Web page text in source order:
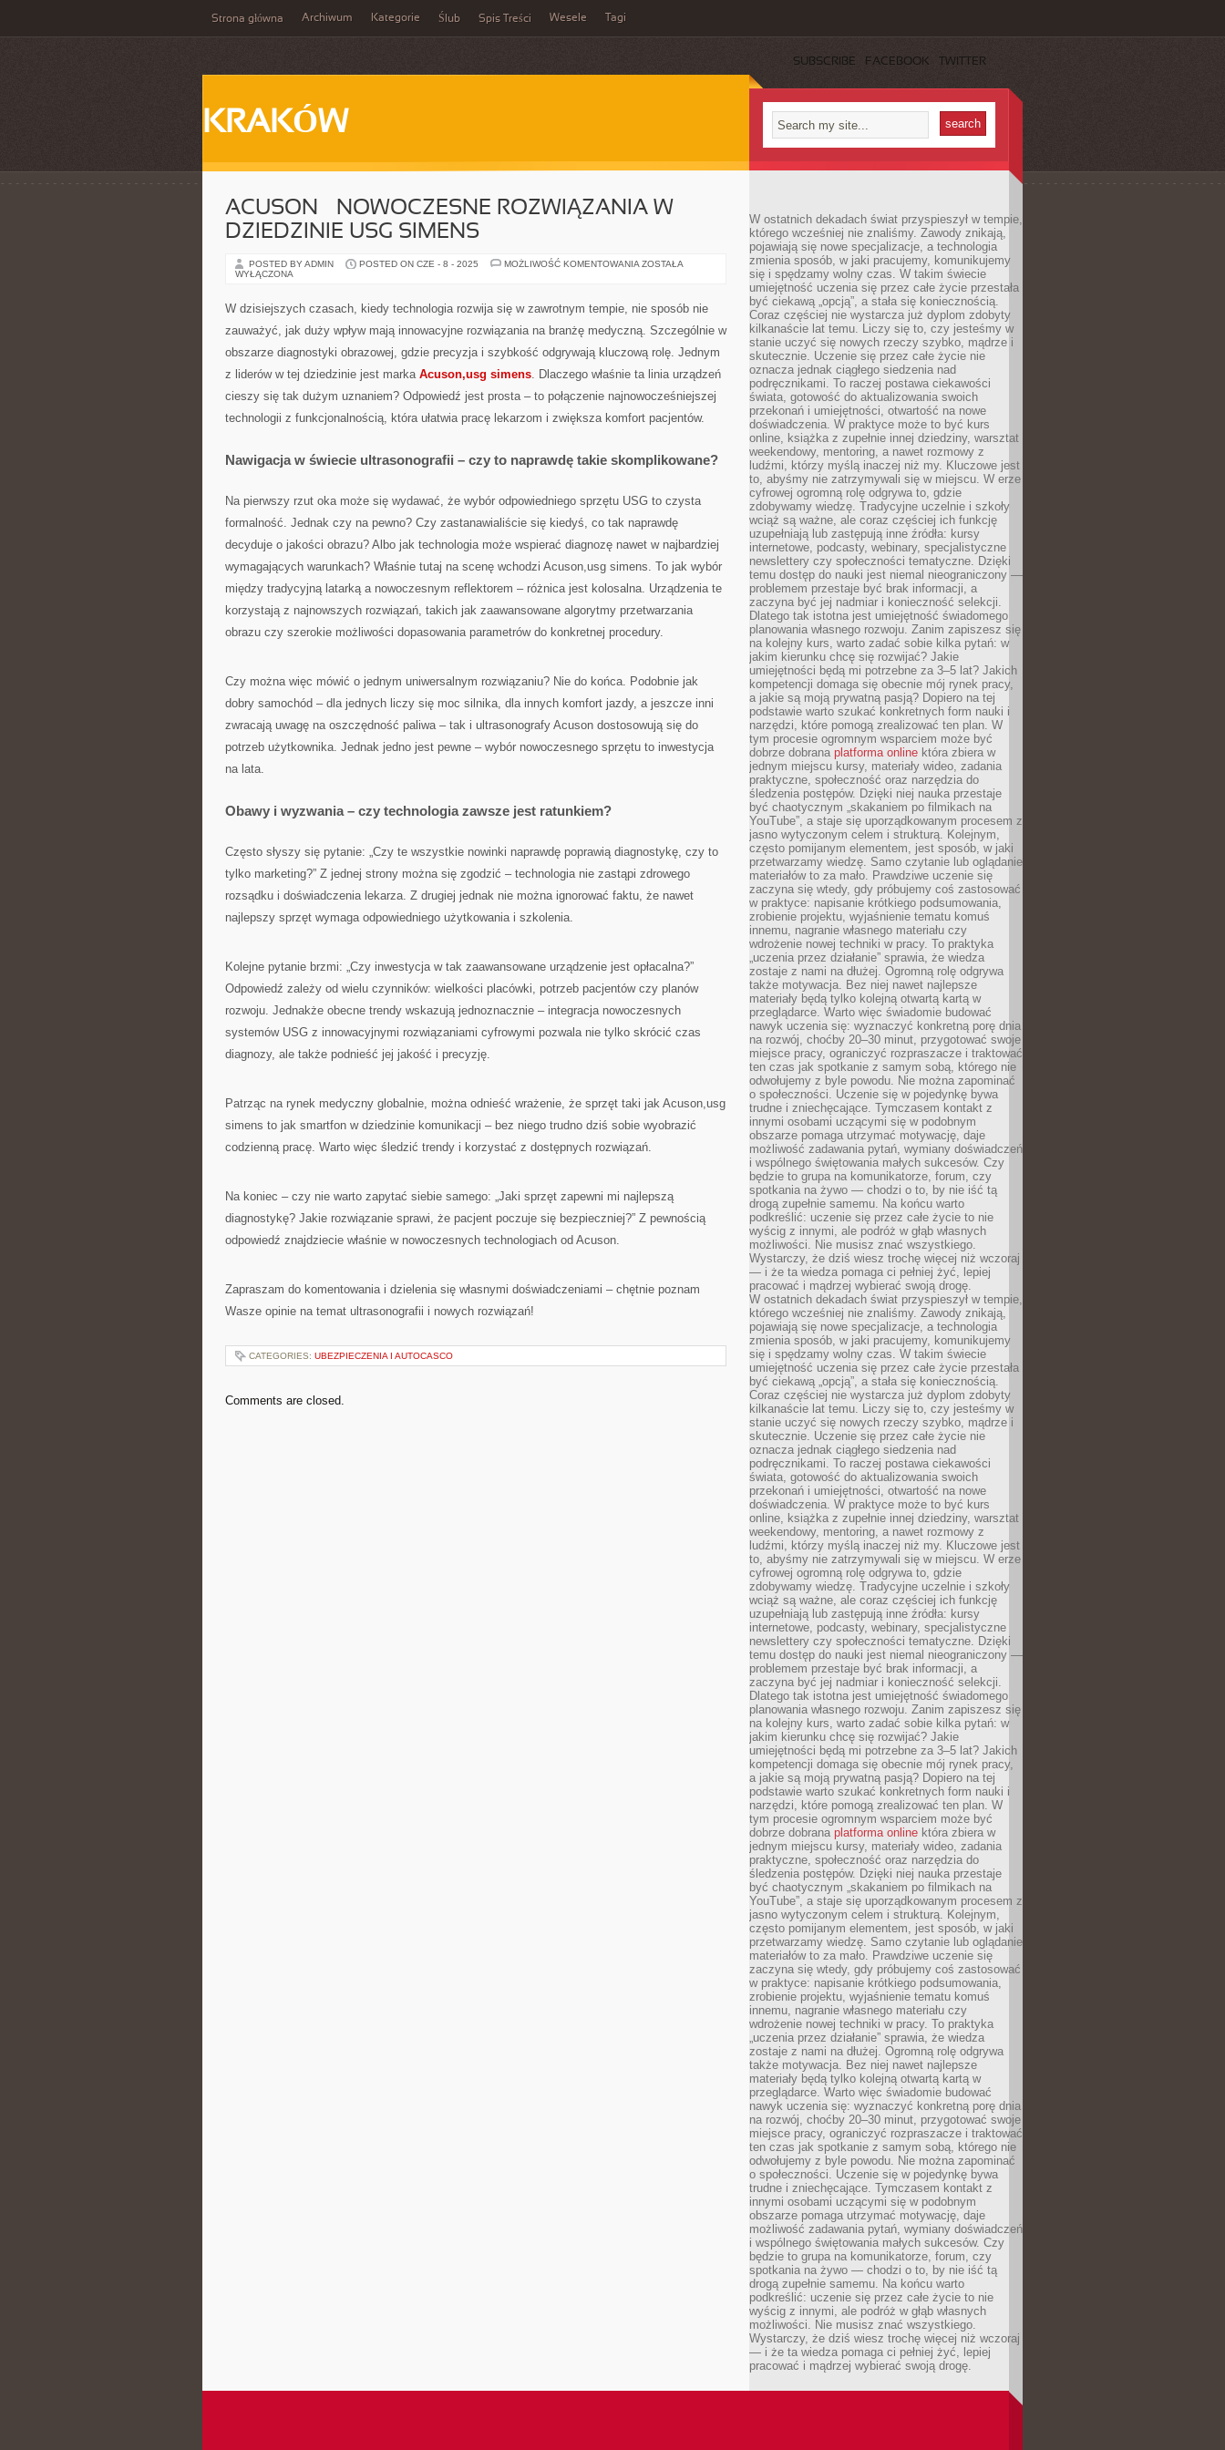
Strona główna Archiwum Kategorie Ślub Spis Treści Wesele Tagi
SUBSCRIBE FACEBOOK TWITTER
KRAKÓW
ACUSON – NOWOCZESNE ROZWIĄZANIA W
DZIEDZINIE USG SIMENS
POSTED BY ADMIN POSTED ON CZE - 8 - 2025 MOŻLIWOŚĆ KOMENTOWANIA ACUSON
DZIEDZINIE
SIMENS
ZOSTAŁA
WYŁĄCZONA
W dzisiejszych czasach, kiedy technologia rozwija się w zawrotnym tempie, nie sposób nie
zauważyć, jak duży wpływ mają innowacyjne rozwiązania na branżę medyczną. Szczególnie w
obszarze diagnostyki obrazowej, gdzie precyzja i szybkość odgrywają kluczową rolę. Jednym
z liderów w tej dziedzinie jest marka Acuson,usg simens. Dlaczego właśnie ta linia urządzeń
cieszy się tak dużym uznaniem? Odpowiedź jest prosta – to połączenie najnowocześniejszej
technologii z funkcjonalnością, która ułatwia pracę lekarzom i zwiększa komfort pacjentów.
Nawigacja w świecie ultrasonografii – czy to naprawdę takie skomplikowane?
Na pierwszy rzut oka może się wydawać, że wybór odpowiedniego sprzętu USG to czysta
formalność. Jednak czy na pewno? Czy zastanawialiście się kiedyś, co tak naprawdę
decyduje o jakości obrazu? Albo jak technologia może wspierać diagnozę nawet w najbardziej
wymagających warunkach? Właśnie tutaj na scenę wchodzi Acuson,usg simens. To jak wybór
między tradycyjną latarką a nowoczesnym reflektorem – różnica jest kolosalna. Urządzenia te
korzystają z najnowszych rozwiązań, takich jak zaawansowane algorytmy przetwarzania
obrazu czy szerokie możliwości dopasowania parametrów do konkretnej procedury.
Czy można więc mówić o jednym uniwersalnym rozwiązaniu? Nie do końca. Podobnie jak
dobry samochód – dla jednych liczy się moc silnika, dla innych komfort jazdy, a jeszcze inni
zwracają uwagę na oszczędność paliwa – tak i ultrasonografy Acuson dostosowują się do
potrzeb użytkownika. Jednak jedno jest pewne – wybór nowoczesnego sprzętu to inwestycja
na lata.
Obawy i wyzwania – czy technologia zawsze jest ratunkiem?
Często słyszy się pytanie: „Czy te wszystkie nowinki naprawdę poprawią diagnostykę, czy to
tylko marketing?” Z jednej strony można się zgodzić – technologia nie zastąpi zdrowego
rozsądku i doświadczenia lekarza. Z drugiej jednak nie można ignorować faktu, że nawet
najlepszy sprzęt wymaga odpowiedniego użytkowania i szkolenia.
Kolejne pytanie brzmi: „Czy inwestycja w tak zaawansowane urządzenie jest opłacalna?”
Odpowiedź zależy od wielu czynników: wielkości placówki, potrzeb pacjentów czy planów
rozwoju. Jednakże obecne trendy wskazują jednoznacznie – integracja nowoczesnych
systemów USG z innowacyjnymi rozwiązaniami cyfrowymi pozwala nie tylko skrócić czas
diagnozy, ale także podnieść jej jakość i precyzję.
Patrząc na rynek medyczny globalnie, można odnieść wrażenie, że sprzęt taki jak Acuson,usg
simens to jak smartfon w dziedzinie komunikacji – bez niego trudno dziś sobie wyobrazić
codzienną pracę. Warto więc śledzić trendy i korzystać z dostępnych rozwiązań.
Na koniec – czy nie warto zapytać siebie samego: „Jaki sprzęt zapewni mi najlepszą
diagnostykę? Jakie rozwiązanie sprawi, że pacjent poczuje się bezpieczniej?” Z pewnością
odpowiedź znajdziecie właśnie w nowoczesnych technologiach od Acuson.
Zapraszam do komentowania i dzielenia się własnymi doświadczeniami – chętnie poznam
Wasze opinie na temat ultrasonografii i nowych rozwiązań!
CATEGORIES: UBEZPIECZENIA I AUTOCASCO
Comments are closed.
W ostatnich dekadach świat przyspieszył w tempie,
którego wcześniej nie znaliśmy. Zawody znikają,
pojawiają się nowe specjalizacje, a technologia
zmienia sposób, w jaki pracujemy, komunikujemy
się i spędzamy wolny czas. W takim świecie
umiejętność uczenia się przez całe życie przestała
być ciekawą „opcją”, a stała się koniecznością.
Coraz częściej nie wystarcza już dyplom zdobyty
kilkanaście lat temu. Liczy się to, czy jesteśmy w
stanie uczyć się nowych rzeczy szybko, mądrze i
skutecznie. Uczenie się przez całe życie nie
oznacza jednak ciągłego siedzenia nad
podręcznikami. To raczej postawa ciekawości
świata, gotowość do aktualizowania swoich
przekonań i umiejętności, otwartość na nowe
doświadczenia. W praktyce może to być kurs
online, książka z zupełnie innej dziedziny, warsztat
weekendowy, mentoring, a nawet rozmowy z
ludźmi, którzy myślą inaczej niż my. Kluczowe jest
to, abyśmy nie zatrzymywali się w miejscu. W erze
cyfrowej ogromną rolę odgrywa to, gdzie
zdobywamy wiedzę. Tradycyjne uczelnie i szkoły
wciąż są ważne, ale coraz częściej ich funkcję
uzupełniają lub zastępują inne źródła: kursy
internetowe, podcasty, webinary, specjalistyczne
newslettery czy społeczności tematyczne. Dzięki
temu dostęp do nauki jest niemal nieograniczony —
problemem przestaje być brak informacji, a
zaczyna być jej nadmiar i konieczność selekcji.
Dlatego tak istotna jest umiejętność świadomego
planowania własnego rozwoju. Zanim zapiszesz się
na kolejny kurs, warto zadać sobie kilka pytań: w
jakim kierunku chcę się rozwijać? Jakie
umiejętności będą mi potrzebne za 3–5 lat? Jakich
kompetencji domaga się obecnie mój rynek pracy,
a jakie są moją prywatną pasją? Dopiero na tej
podstawie warto szukać konkretnych form nauki i
narzędzi, które pomogą zrealizować ten plan. W
tym procesie ogromnym wsparciem może być
dobrze dobrana platforma online która zbiera w
jednym miejscu kursy, materiały wideo, zadania
praktyczne, społeczność oraz narzędzia do
śledzenia postępów. Dzięki niej nauka przestaje
być chaotycznym „skakaniem po filmikach na
YouTube”, a staje się uporządkowanym procesem z
jasno wytyczonym celem i strukturą. Kolejnym,
często pomijanym elementem, jest sposób, w jaki
przetwarzamy wiedzę. Samo czytanie lub oglądanie
materiałów to za mało. Prawdziwe uczenie się
zaczyna się wtedy, gdy próbujemy coś zastosować
w praktyce: napisanie krótkiego podsumowania,
zrobienie projektu, wyjaśnienie tematu komuś
innemu, nagranie własnego materiału czy
wdrożenie nowej techniki w pracy. To praktyka
„uczenia przez działanie” sprawia, że wiedza
zostaje z nami na dłużej. Ogromną rolę odgrywa
także motywacja. Bez niej nawet najlepsze
materiały będą tylko kolejną otwartą kartą w
przeglądarce. Warto więc świadomie budować
nawyk uczenia się: wyznaczyć konkretną porę dnia
na rozwój, choćby 20–30 minut, przygotować swoje
miejsce pracy, ograniczyć rozpraszacze i traktować
ten czas jak spotkanie z samym sobą, którego nie
odwołujemy z byle powodu. Nie można zapominać
o społeczności. Uczenie się w pojedynkę bywa
trudne i zniechęcające. Tymczasem kontakt z
innymi osobami uczącymi się w podobnym
obszarze pomaga utrzymać motywację, daje
możliwość zadawania pytań, wymiany doświadczeń
i wspólnego świętowania małych sukcesów. Czy
będzie to grupa na komunikatorze, forum, czy
spotkania na żywo — chodzi o to, by nie iść tą
drogą zupełnie samemu. Na końcu warto
podkreślić: uczenie się przez całe życie to nie
wyścig z innymi, ale podróż w głąb własnych
możliwości. Nie musisz znać wszystkiego.
Wystarczy, że dziś wiesz trochę więcej niż wczoraj
— i że ta wiedza pomaga ci pełniej żyć, lepiej
pracować i mądrzej wybierać swoją drogę.
W ostatnich dekadach świat przyspieszył w tempie,
którego wcześniej nie znaliśmy. Zawody znikają,
pojawiają się nowe specjalizacje, a technologia
zmienia sposób, w jaki pracujemy, komunikujemy
się i spędzamy wolny czas. W takim świecie
umiejętność uczenia się przez całe życie przestała
być ciekawą „opcją”, a stała się koniecznością.
Coraz częściej nie wystarcza już dyplom zdobyty
kilkanaście lat temu. Liczy się to, czy jesteśmy w
stanie uczyć się nowych rzeczy szybko, mądrze i
skutecznie. Uczenie się przez całe życie nie
oznacza jednak ciągłego siedzenia nad
podręcznikami. To raczej postawa ciekawości
świata, gotowość do aktualizowania swoich
przekonań i umiejętności, otwartość na nowe
doświadczenia. W praktyce może to być kurs
online, książka z zupełnie innej dziedziny, warsztat
weekendowy, mentoring, a nawet rozmowy z
ludźmi, którzy myślą inaczej niż my. Kluczowe jest
to, abyśmy nie zatrzymywali się w miejscu. W erze
cyfrowej ogromną rolę odgrywa to, gdzie
zdobywamy wiedzę. Tradycyjne uczelnie i szkoły
wciąż są ważne, ale coraz częściej ich funkcję
uzupełniają lub zastępują inne źródła: kursy
internetowe, podcasty, webinary, specjalistyczne
newslettery czy społeczności tematyczne. Dzięki
temu dostęp do nauki jest niemal nieograniczony —
problemem przestaje być brak informacji, a
zaczyna być jej nadmiar i konieczność selekcji.
Dlatego tak istotna jest umiejętność świadomego
planowania własnego rozwoju. Zanim zapiszesz się
na kolejny kurs, warto zadać sobie kilka pytań: w
jakim kierunku chcę się rozwijać? Jakie
umiejętności będą mi potrzebne za 3–5 lat? Jakich
kompetencji domaga się obecnie mój rynek pracy,
a jakie są moją prywatną pasją? Dopiero na tej
podstawie warto szukać konkretnych form nauki i
narzędzi, które pomogą zrealizować ten plan. W
tym procesie ogromnym wsparciem może być
dobrze dobrana platforma online która zbiera w
jednym miejscu kursy, materiały wideo, zadania
praktyczne, społeczność oraz narzędzia do
śledzenia postępów. Dzięki niej nauka przestaje
być chaotycznym „skakaniem po filmikach na
YouTube”, a staje się uporządkowanym procesem z
jasno wytyczonym celem i strukturą. Kolejnym,
często pomijanym elementem, jest sposób, w jaki
przetwarzamy wiedzę. Samo czytanie lub oglądanie
materiałów to za mało. Prawdziwe uczenie się
zaczyna się wtedy, gdy próbujemy coś zastosować
w praktyce: napisanie krótkiego podsumowania,
zrobienie projektu, wyjaśnienie tematu komuś
innemu, nagranie własnego materiału czy
wdrożenie nowej techniki w pracy. To praktyka
„uczenia przez działanie” sprawia, że wiedza
zostaje z nami na dłużej. Ogromną rolę odgrywa
także motywacja. Bez niej nawet najlepsze
materiały będą tylko kolejną otwartą kartą w
przeglądarce. Warto więc świadomie budować
nawyk uczenia się: wyznaczyć konkretną porę dnia
na rozwój, choćby 20–30 minut, przygotować swoje
miejsce pracy, ograniczyć rozpraszacze i traktować
ten czas jak spotkanie z samym sobą, którego nie
odwołujemy z byle powodu. Nie można zapominać
o społeczności. Uczenie się w pojedynkę bywa
trudne i zniechęcające. Tymczasem kontakt z
innymi osobami uczącymi się w podobnym
obszarze pomaga utrzymać motywację, daje
możliwość zadawania pytań, wymiany doświadczeń
i wspólnego świętowania małych sukcesów. Czy
będzie to grupa na komunikatorze, forum, czy
spotkania na żywo — chodzi o to, by nie iść tą
drogą zupełnie samemu. Na końcu warto
podkreślić: uczenie się przez całe życie to nie
wyścig z innymi, ale podróż w głąb własnych
możliwości. Nie musisz znać wszystkiego.
Wystarczy, że dziś wiesz trochę więcej niż wczoraj
— i że ta wiedza pomaga ci pełniej żyć, lepiej
pracować i mądrzej wybierać swoją drogę.